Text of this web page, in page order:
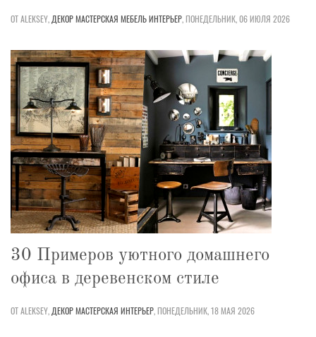
ОТ ALEKSEY, ДЕКОРМАСТЕРСКАЯ МЕБЕЛЬИНТЕРЬЕР,ПОНЕДЕЛЬНИК, 06 ИЮЛЯ 2026
30 Примеров уютного домашнего
офиса в деревенском стиле
ОТ ALEKSEY, ДЕКОРМАСТЕРСКАЯ ИНТЕРЬЕР,ПОНЕДЕЛЬНИК, 18 МАЯ 2026